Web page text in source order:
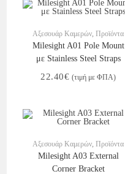
Αξεσουάρ Καμερών,Προϊόντα
Milesight A01 Pole Mount
με Stainless Steel Straps
22.40€ (τιμή με ΦΠΑ)
Αξεσουάρ Καμερών ,Προϊόντα
Milesight A03 External
Corner Bracket